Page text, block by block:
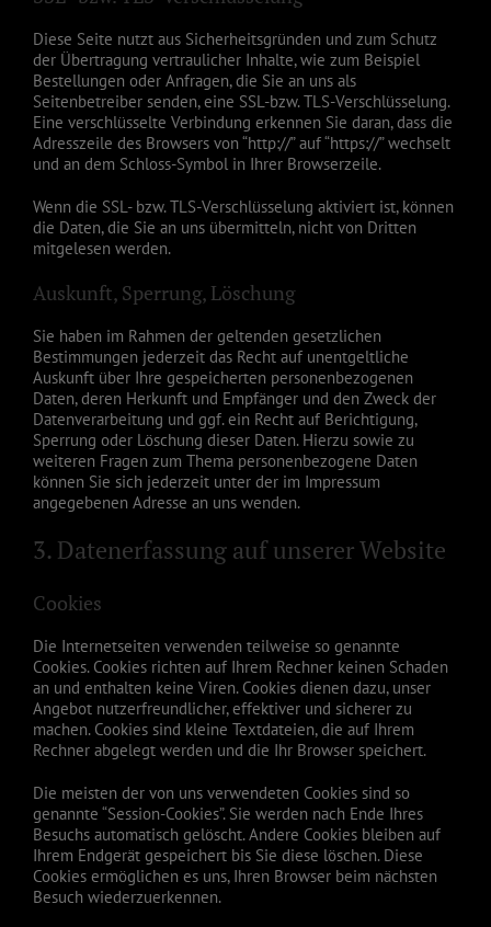
Diese Seite nutzt aus Sicherheitsgründen und zum Schutz
der Übertragung vertraulicher Inhalte, wie zum Beispiel
Bestellungen oder Anfragen, die Sie an uns als
Seitenbetreiber senden, eine SSL-bzw. TLS-Verschlüsselung.
Eine verschlüsselte Verbindung erkennen Sie daran, dass die
Adresszeile des Browsers von “http://” auf “https://” wechselt
und an dem Schloss-Symbol in Ihrer Browserzeile.
Wenn die SSL- bzw. TLS-Verschlüsselung aktiviert ist, können
die Daten, die Sie an uns übermitteln, nicht von Dritten
mitgelesen werden.
Auskunft, Sperrung, Löschung
Sie haben im Rahmen der geltenden gesetzlichen
Bestimmungen jederzeit das Recht auf unentgeltliche
Auskunft über Ihre gespeicherten personenbezogenen
Daten, deren Herkunft und Empfänger und den Zweck der
Datenverarbeitung und ggf. ein Recht auf Berichtigung,
Sperrung oder Löschung dieser Daten. Hierzu sowie zu
weiteren Fragen zum Thema personenbezogene Daten
können Sie sich jederzeit unter der im Impressum
angegebenen Adresse an uns wenden.
3. Datenerfassung auf unserer Website
Cookies
Die Internetseiten verwenden teilweise so genannte
Cookies. Cookies richten auf Ihrem Rechner keinen Schaden
an und enthalten keine Viren. Cookies dienen dazu, unser
Angebot nutzerfreundlicher, effektiver und sicherer zu
machen. Cookies sind kleine Textdateien, die auf Ihrem
Rechner abgelegt werden und die Ihr Browser speichert.
Die meisten der von uns verwendeten Cookies sind so
genannte “Session-Cookies”. Sie werden nach Ende Ihres
Besuchs automatisch gelöscht. Andere Cookies bleiben auf
Ihrem Endgerät gespeichert bis Sie diese löschen. Diese
Cookies ermöglichen es uns, Ihren Browser beim nächsten
Besuch wiederzuerkennen.